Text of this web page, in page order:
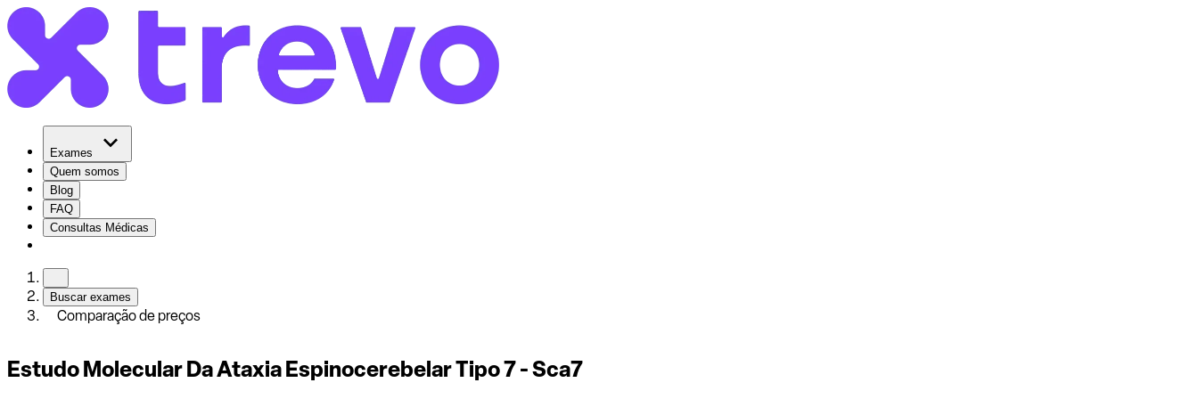
Exames
Quem somos
Blog
FAQ
Consultas Médicas
Buscar exames
Comparação de preços
Estudo Molecular Da Ataxia Espinocerebelar Tipo 7 - Sca7